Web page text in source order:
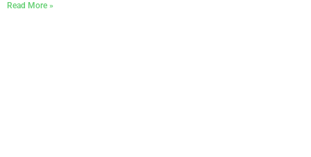
Read More »